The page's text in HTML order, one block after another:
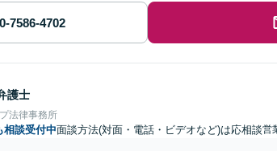
護士
法律事務所
相談受付中面談方法(対面・電話・ビデオなど)は応相談営